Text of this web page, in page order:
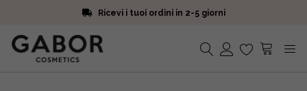
Ricevi i tuoi ordini in 2-5 giorni
Iscriviti alla Newsletter. 15% di sconto e spedizione gratuita
Ricevi i tuoi ordini in 2-5 giorni